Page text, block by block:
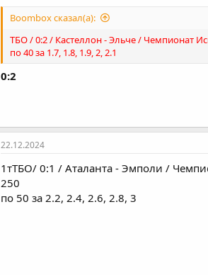
Boombox сказал(а):
ТБО / 0:2 / Кастеллон - Эльче / Чемпионат
по 40 за 1.7, 1.8, 1.9, 2, 2.1
0:2
22.12.2024
1тТБО/ 0:1 / Аталанта - Эмполи /
250
по 50 за 2.2, 2.4, 2.6, 2.8, 3